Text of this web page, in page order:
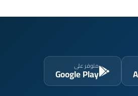
متوفر على
Google Play